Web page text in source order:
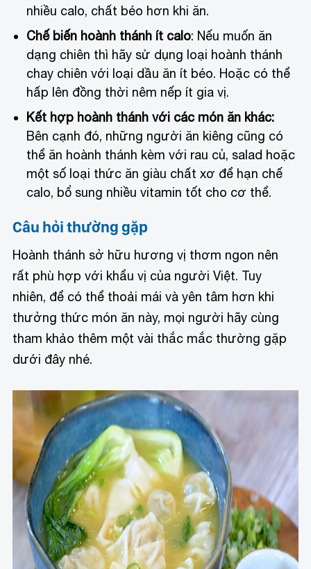
nhiều calo, chất béo hơn khi ăn.
Chế biến hoành thánh ít calo: Nếu muốn ăn
dạng chiên thì hãy sử dụng loại hoành thánh
chay chiên với loại dầu ăn ít béo. Hoặc có thể
hấp lên đồng thời nêm nếp ít gia vị.
Kết hợp hoành thánh với các món ăn khác:
Bên cạnh đó, những người ăn kiêng cũng có
thể ăn hoành thánh kèm với rau củ, salad hoặc
một số loại thức ăn giàu chất xơ để hạn chế
calo, bổ sung nhiều vitamin tốt cho cơ thể.
Câu hỏi thường gặp
Hoành thánh sở hữu hương vị thơm ngon nên
rất phù hợp với khẩu vị của người Việt. Tuy
nhiên, để có thể thoải mái và yên tâm hơn khi
thưởng thức món ăn này, mọi người hãy cùng
tham khảo thêm một vài thắc mắc thường gặp
dưới đây nhé.